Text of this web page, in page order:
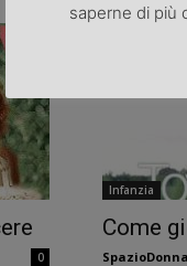
0
Infanzia
Come
SpazioDonna
saperne di più